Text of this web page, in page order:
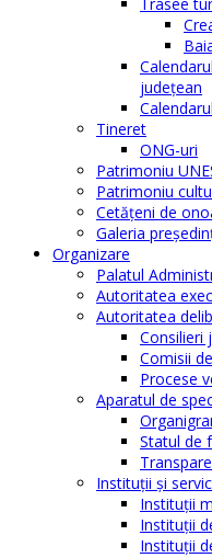
judeţean
Tineret
ONG-uri
Patrimoniu
Patrimoniu
Cetăţeni de
Galeria
Organizare
Palatul
Autoritatea
Autoritatea
Consilieri
Comisii
Procese
Aparatul de
Statul de
Instituţii şi
Instituţii
Instituţii
Instituţii